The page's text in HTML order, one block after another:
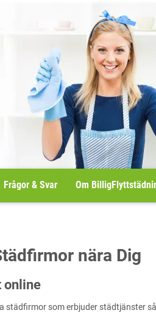
Frågor & Svar Om
nära Dig
online
städfirmor som erbjuder städtjänster